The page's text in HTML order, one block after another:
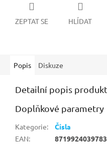
ZEPTAT SE HLÍDAT
Popis Diskuze
Detailní popis
Doplňkové parametry
Kategorie:
Čísla
EAN:
8719924039783